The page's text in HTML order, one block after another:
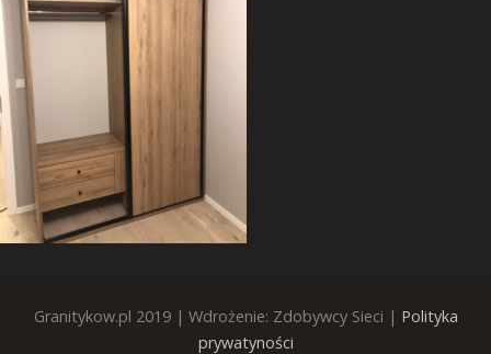
Granitykow.pl 2019 | Wdrożenie: Zdobywcy Sieci | Polityka
prywatyności